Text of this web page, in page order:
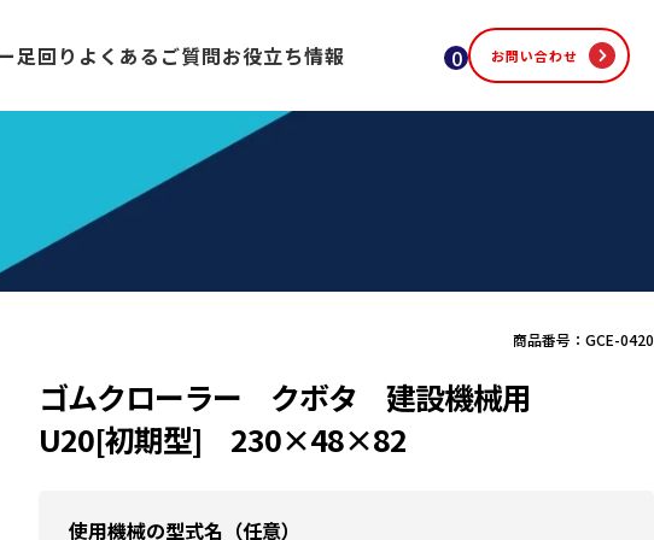
足回り よくあるご質問お役立ち情報 0 お問い合わせ
商品番号：GCE-0420
ゴムクローラー クボタ 建設機械用
U20[初期型] 230×48×82
使用機械の型式名（任意）